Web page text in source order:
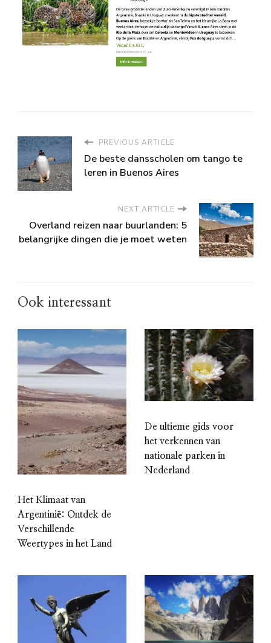
PREVIOUS ARTICLE
De beste dansscholen om tango te
leren in Buenos Aires
NEXT ARTICLE
Overland reizen naar buurlanden: 5
belangrijke dingen die je moet weten
Ook interessant
Het Klimaat van
Argentinië: Ontdek de
Verschillende
Weertypes in het Land
De ultieme gids voor
het verkennen van
nationale parken in
Nederland